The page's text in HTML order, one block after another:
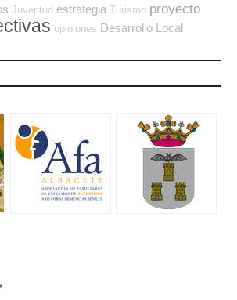
Juventud estrategia Turismo proyecto
opiniones Desarrollo Local